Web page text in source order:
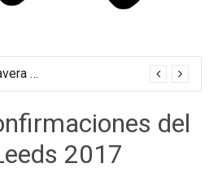
Crónica del Primavera Sound Porto 2026
del
2017